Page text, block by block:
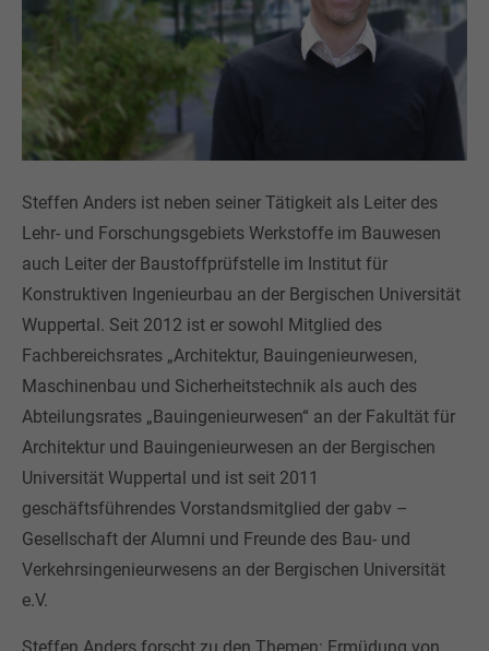
Steffen Anders ist neben seiner Tätigkeit als Leiter des
Lehr- und Forschungsgebiets Werkstoffe im Bauwesen
auch Leiter der Baustoffprüfstelle im Institut für
Konstruktiven Ingenieurbau an der Bergischen Universität
Wuppertal. Seit 2012 ist er sowohl Mitglied des
Fachbereichsrates „Architektur, Bauingenieurwesen,
Maschinenbau und Sicherheitstechnik als auch des
Abteilungsrates „Bauingenieurwesen“ an der Fakultät für
Architektur und Bauingenieurwesen an der Bergischen
Universität Wuppertal und ist seit 2011
geschäftsführendes Vorstandsmitglied der gabv –
Gesellschaft der Alumni und Freunde des Bau- und
Verkehrsingenieurwesens an der Bergischen Universität
e.V.